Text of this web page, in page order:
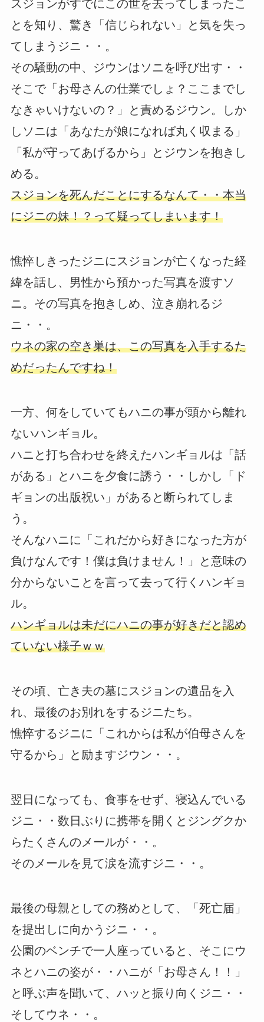
スジョンがすでにこの世を去ってしまったこ
とを知り、驚き「信じられない」と気を失っ
てしまうジニ・・。
その騒動の中、ジウンはソニを呼び出す・・
そこで「お母さんの仕業でしょ？ここまでし
なきゃいけないの？」と責めるジウン。しか
しソニは「あなたが娘になれば丸く収まる」
「私が守ってあげるから」とジウンを抱きし
める。
スジョンを死んだことにするなんて・・本当
にジニの妹！？って疑ってしまいます！
憔悴しきったジニにスジョンが亡くなった経
緯を話し、男性から預かった写真を渡すソ
ニ。その写真を抱きしめ、泣き崩れるジ
ニ・・。
ウネの家の空き巣は、この写真を入手するた
めだったんですね！
一方、何をしていてもハニの事が頭から離れ
ないハンギョル。
ハニと打ち合わせを終えたハンギョルは「話
がある」とハニを夕食に誘う・・しかし「ド
ギョンの出版祝い」があると断られてしま
う。
そんなハニに「これだから好きになった方が
負けなんです！僕は負けません！」と意味の
分からないことを言って去って行くハンギョ
ル。
ハンギョルは未だにハニの事が好きだと認め
ていない様子ｗｗ
その頃、亡き夫の墓にスジョンの遺品を入
れ、最後のお別れをするジニたち。
憔悴するジニに「これからは私が伯母さんを
守るから」と励ますジウン・・。
翌日になっても、食事をせず、寝込んでいる
ジニ・・数日ぶりに携帯を開くとジングクか
らたくさんのメールが・・。
そのメールを見て涙を流すジニ・・。
最後の母親としての務めとして、「死亡届」
を提出しに向かうジニ・・。
公園のベンチで一人座っていると、そこにウ
ネとハニの姿が・・ハニが「お母さん！！」
と呼ぶ声を聞いて、ハッと振り向くジニ・・
そしてウネ・・。